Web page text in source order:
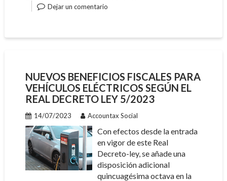
Dejar un comentario
NUEVOS BENEFICIOS FISCALES PARA
VEHÍCULOS ELÉCTRICOS SEGÚN EL
REAL DECRETO LEY 5/2023
14/07/2023 Accountax Social
Con efectos desde la entrada
en vigor de este Real
Decreto-ley, se añade una
disposición adicional
quincuagésima octava en la